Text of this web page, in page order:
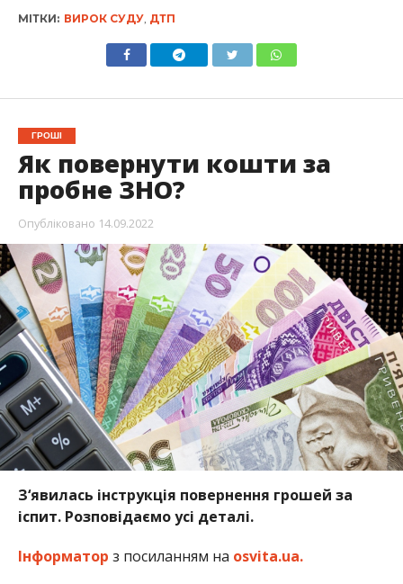
МІТКИ: ВИРОК СУДУ, ДТП
ГРОШІ
Як повернути кошти за
пробне ЗНО?
Опубліковано 14.09.2022
З‘явилась інструкція повернення грошей за
іспит. Розповідаємо усі деталі.
Інформатор з посиланням на osvita.ua.